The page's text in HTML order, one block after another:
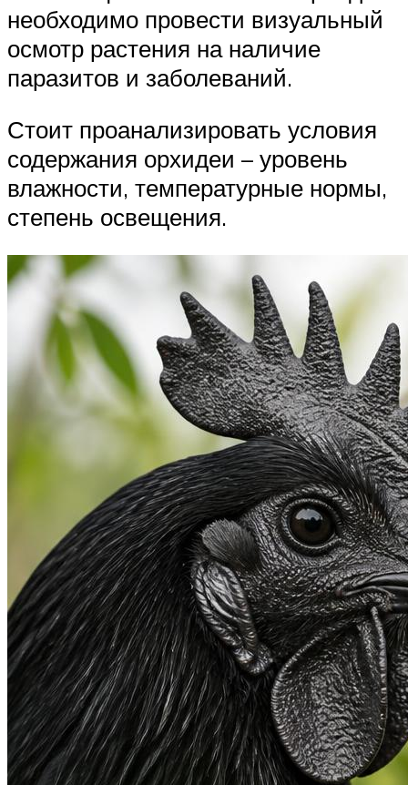
необходимо провести визуальный
осмотр растения на наличие
паразитов и заболеваний.
Стоит проанализировать условия
содержания орхидеи – уровень
влажности, температурные нормы,
степень освещения.